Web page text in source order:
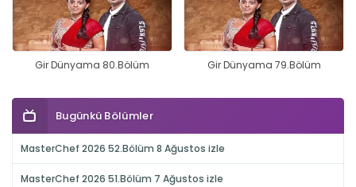
Gir Dünyama 80.Bölüm Gir Dünyama 79.Bölüm
Bugünkü Bölümler
MasterChef 2026 52.Bölüm 8 Ağustos izle
MasterChef 2026 51.Bölüm 7 Ağustos izle